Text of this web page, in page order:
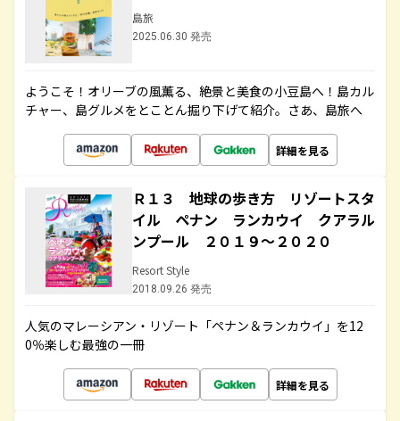
島旅
2025.06.30 発売
ようこそ！オリーブの風薫る、絶景と美食の小豆島へ！島カル
チャー、島グルメをとことん掘り下げて紹介。さあ、島旅へ
詳細を見る
Ｒ１３ 地球の歩き方 リゾートスタ
イル ペナン ランカウイ クアラル
ンプール ２０１９～２０２０
Resort Style
2018.09.26 発売
人気のマレーシアン・リゾート「ペナン＆ランカウイ」を12
0％楽しむ最強の一冊
詳細を見る